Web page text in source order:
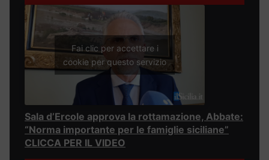
Fai clic per accettare i
cookie per questo servizio
Sala d’Ercole approva la rottamazione, Abbate:
“Norma importante per le famiglie siciliane”
CLICCA PER IL VIDEO